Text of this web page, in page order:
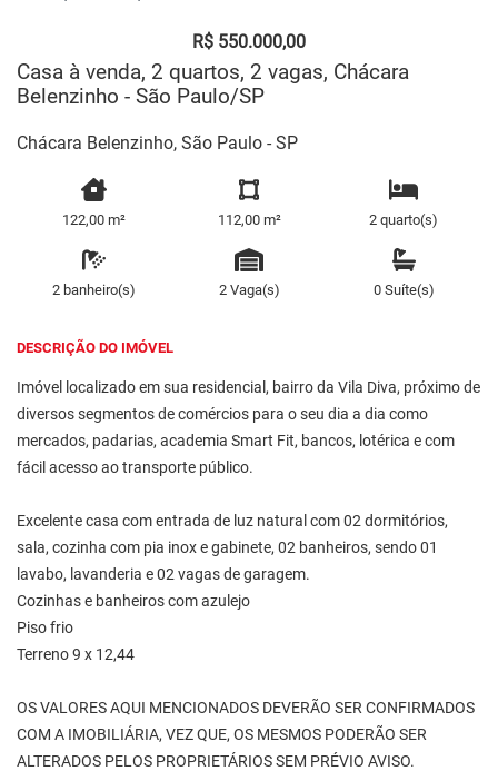
R$ 550.000,00
Casa à venda, 2 quartos, 2 vagas, Chácara
Belenzinho - São Paulo/SP
Chácara Belenzinho, São Paulo - SP
122,00 m² 112,00 m² 2 quarto(s)
2 banheiro(s) 2 Vaga(s) 0 Suíte(s)
DESCRIÇÃO DO IMÓVEL
Imóvel localizado em sua residencial, bairro da Vila Diva, próximo de
diversos segmentos de comércios para o seu dia a dia como
mercados, padarias, academia Smart Fit, bancos, lotérica e com
fácil acesso ao transporte público.
Excelente casa com entrada de luz natural com 02 dormitórios,
sala, cozinha com pia inox e gabinete, 02 banheiros, sendo 01
lavabo, lavanderia e 02 vagas de garagem.
Cozinhas e banheiros com azulejo
Piso frio
Terreno 9 x 12,44
OS VALORES AQUI MENCIONADOS DEVERÃO SER CONFIRMADOS
COM A IMOBILIÁRIA, VEZ QUE, OS MESMOS PODERÃO SER
ALTERADOS PELOS PROPRIETÁRIOS SEM PRÉVIO AVISO.